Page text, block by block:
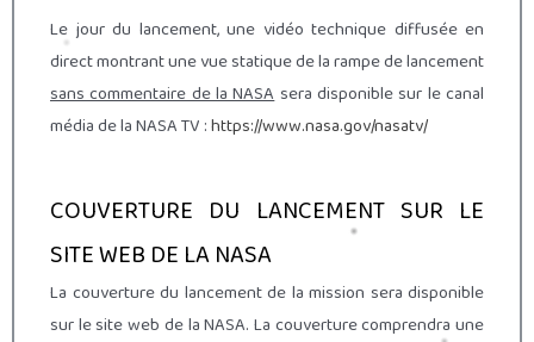
Le jour du lancement, une vidéo technique diffusée en
direct montrant une vue statique de la rampe de lancement
sans commentaire de la NASAsera disponible sur le canal
média de la NASA TV :https://www.nasa.gov/nasatv/
COUVERTURE DU LANCEMENT SUR LE
SITE WEB DE LA NASA
La couverture du lancement de la mission sera disponible
sur le site web de la NASA. La couverture comprendra une